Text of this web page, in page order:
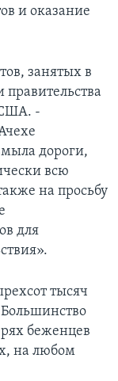
и оказание
занятых в
США. -
дороги,
всю
на просьбу
для
тысяч
беженцев
на любом